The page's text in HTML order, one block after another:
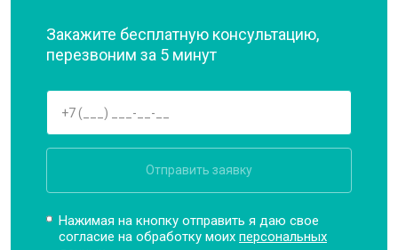
Закажите бесплатную консультацию,
перезвоним за 5 минут
Отправить заявку
Нажимая на кнопку отправить я даю свое
согласие на обработку моихперсональных